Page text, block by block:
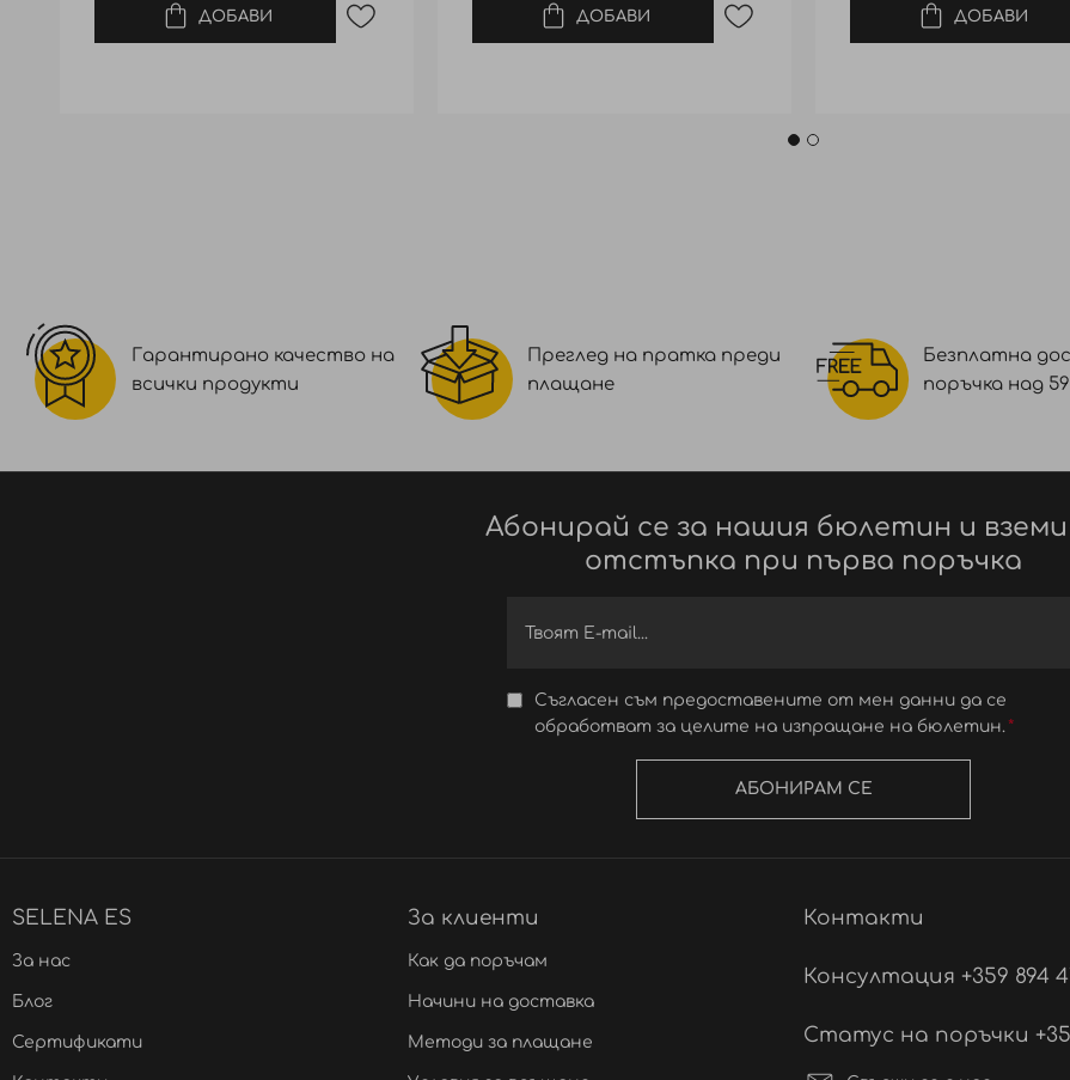
ДОБАВИ ДОБАВИ ДОБАВИ
Гарантирано качество на
всички продукти
Преглед на пратка преди
плащане
Безплатна
поръчка над 59
Абонирай се за нашия бюлетин и вземи
отстъпка при първа поръчка
Съгласен съм предоставените от мен данни да се
обработват за целите на изпращане на бюлетин.
АБОНИРАМ СЕ
SELENA ES
За нас
Блог
Сертификати
За клиенти
Как да поръчам
Начини на доставка
Методи за плащане
Контакти
Консултация +359 894
Статус на поръчки +359